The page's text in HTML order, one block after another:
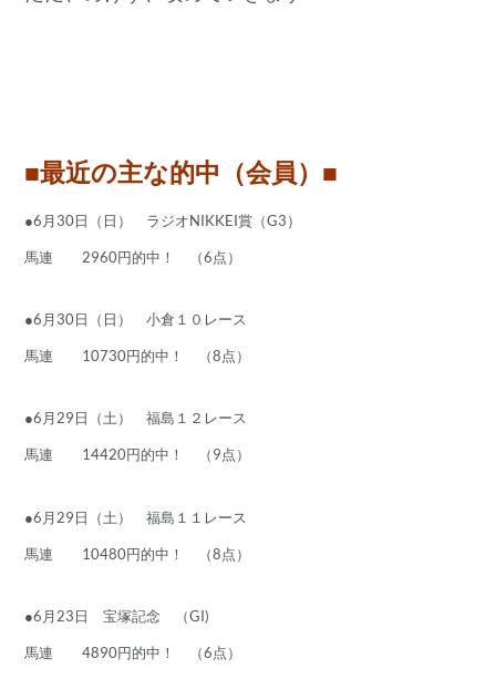
■最近の主な的中（会員）■
●6月30日（日） ラジオNIKKEI賞（G3）
馬連 2960円的中！ （6点）
●6月30日（日） 小倉１０レース
馬連 10730円的中！ （8点）
●6月29日（土） 福島１２レース
馬連 14420円的中！ （9点）
●6月29日（土） 福島１１レース
馬連 10480円的中！ （8点）
●6月23日 宝塚記念 （GI)
馬連 4890円的中！ （6点）